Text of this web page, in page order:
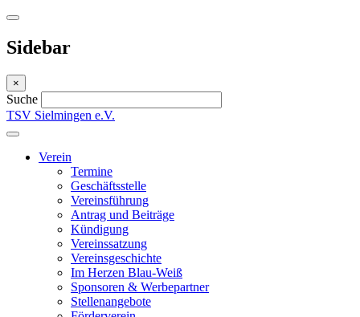
Sidebar
×
Suche
TSV Sielmingen e.V.
Verein
Termine
Geschäftsstelle
Vereinsführung
Antrag und Beiträge
Kündigung
Vereinssatzung
Vereinsgeschichte
Im Herzen Blau-Weiß
Sponsoren & Werbepartner
Stellenangebote